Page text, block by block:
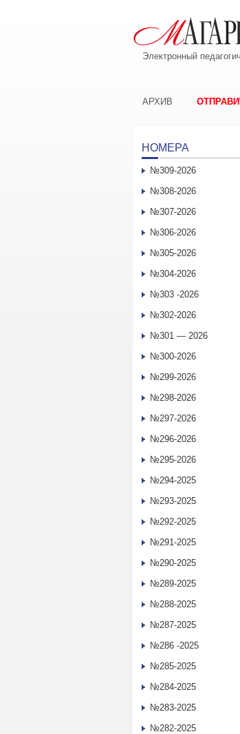
Электронный
АРХИВ
НОМЕРА
№309-2026
№308-2026
№307-2026
№306-2026
№305-2026
№304-2026
№303 -2026
№302-2026
№301 — 2026
№300-2026
№299-2026
№298-2026
№297-2026
№296-2026
№295-2026
№294-2025
№293-2025
№292-2025
№291-2025
№290-2025
№289-2025
№288-2025
№287-2025
№286 -2025
№285-2025
№284-2025
№283-2025
№282-2025